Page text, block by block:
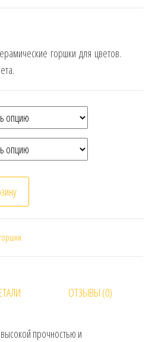
горшки для цветов.
горшки № 1
ОТЗЫВЫ (0)
прочностью и